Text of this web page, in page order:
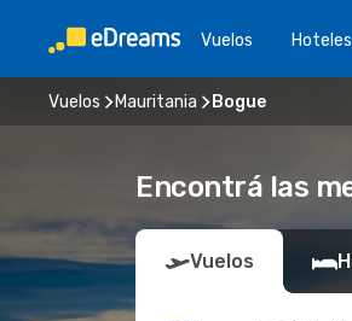
Vuelos Hoteles
Vuelos Mauritania Bogue
Encontrá las
Vuelos